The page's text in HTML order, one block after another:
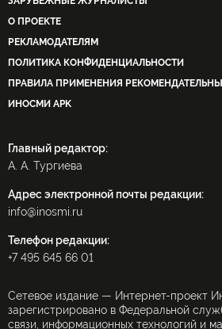
О ПРОЕКТЕ
РЕКЛАМОДАТЕЛЯМ
ПОЛИТИКА КОНФИДЕНЦИАЛЬНОСТИ
ПРАВИЛА ПРИМЕНЕНИЯ
ИНОСМИ APK
Главный редактор:
А. А. Тургиева
Адрес электронной почты редакции:
info@inosmi.ru
Телефон редакции:
+7 495 645 66 01
Сетевое издание — Интернет-проект
зарегистрировано в Федеральной
связи, информационных технологий и